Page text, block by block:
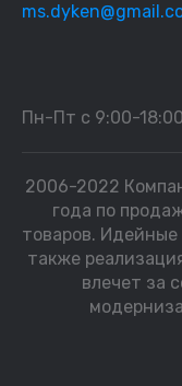
Пн-Пт с 9:00-
2006-2022
года по
товаров.
также
влечет за